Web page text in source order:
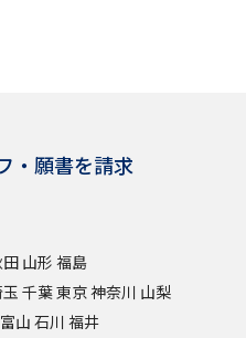
・願書を請求
山形 福島
千葉東京神奈川 山梨
富山 石川 福井